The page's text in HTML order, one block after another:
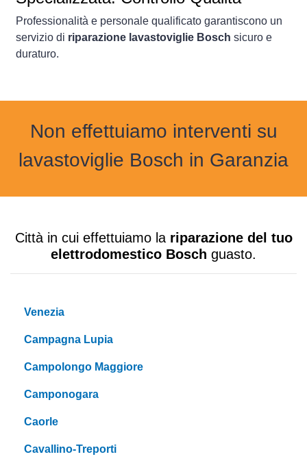
Professionalità e personale qualificato garantiscono un
servizio di riparazione lavastoviglie Bosch sicuro e
duraturo.
Non effettuiamo interventi su
lavastoviglie Bosch in Garanzia
Città in cui effettuiamo la riparazione del tuo
elettrodomestico Bosch guasto.
Venezia
Campagna Lupia
Campolongo Maggiore
Camponogara
Caorle
Cavallino-Treporti